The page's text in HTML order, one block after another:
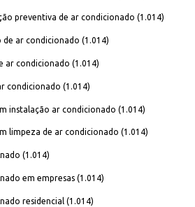
preventiva de ar condicionado (1.014)
de ar condicionado (1.014)
ar condicionado (1.014)
condicionado (1.014)
instalação ar condicionado (1.014)
limpeza de ar condicionado (1.014)
(1.014)
em empresas (1.014)
residencial (1.014)